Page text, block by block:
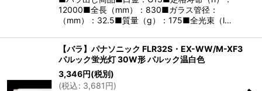
12000■全長（mm）：830■ガラス管径：
（mm）：32.5■質量（g）：175■全光束（l…
【バラ】パナソニック FLR32S・EX-WW/M-XF3
パルック蛍光灯 30W形 パルック温白色
3,346円(税別)
(税込: 3,681円)